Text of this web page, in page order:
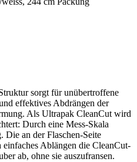
sorgt für unübertroffene
effektives Abdrängen der
Als Ultrapak CleanCut wird
Durch eine Mess-Skala
Die an der Flaschen-Seite
Ablängen die CleanCut-
ab, ohne sie auszufransen.